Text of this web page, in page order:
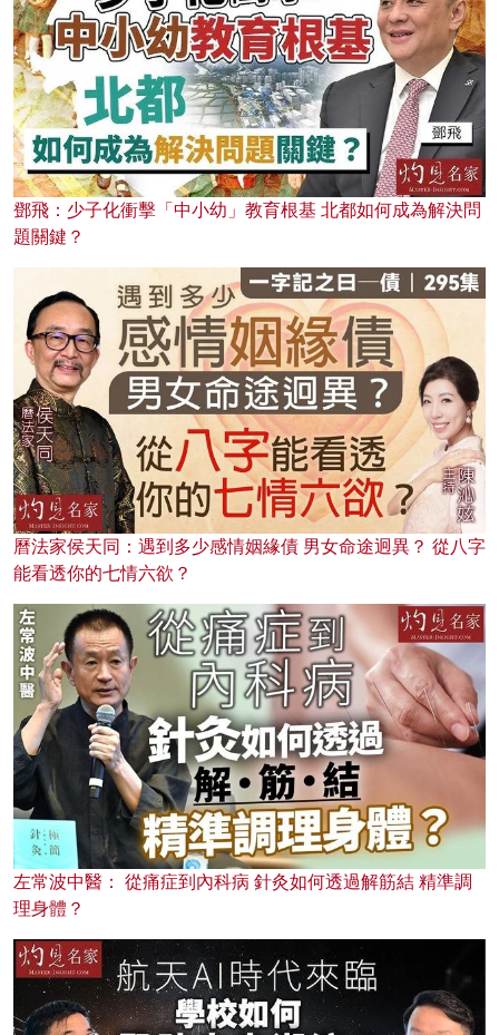
鄧飛：少子化衝擊「中小幼」教育根基 北都如何成為解決問
題關鍵？
曆法家侯天同：遇到多少感情姻緣債 男女命途迥異？ 從八字
能看透你的七情六欲？
左常波中醫： 從痛症到內科病 針灸如何透過解筋結 精準調
理身體？